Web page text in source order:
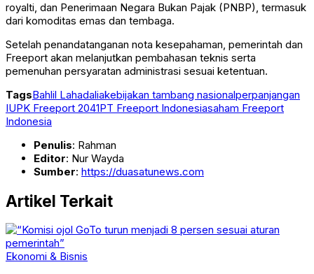
royalti, dan Penerimaan Negara Bukan Pajak (PNBP), termasuk
dari komoditas emas dan tembaga.
Setelah penandatanganan nota kesepahaman, pemerintah dan
Freeport akan melanjutkan pembahasan teknis serta
pemenuhan persyaratan administrasi sesuai ketentuan.
TagsBahlil Lahadaliakebijakan tambang nasionalperpanjangan
IUPK Freeport 2041PT Freeport Indonesiasaham Freeport
Indonesia
Penulis: Rahman
Editor: Nur Wayda
Sumber: https://duasatunews.com
Artikel Terkait
Ekonomi & Bisnis